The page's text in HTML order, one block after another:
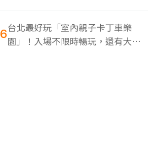
同框
6台北最好玩「室內親子卡丁車樂
園」！入場不限時暢玩，還有大螢
幕Switch遊戲區